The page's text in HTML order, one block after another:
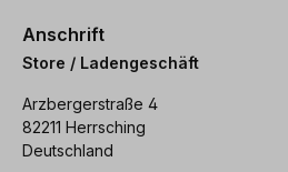
Anschrift
Store / Ladengeschäft
Arzbergerstraße 4
82211 Herrsching
Deutschland